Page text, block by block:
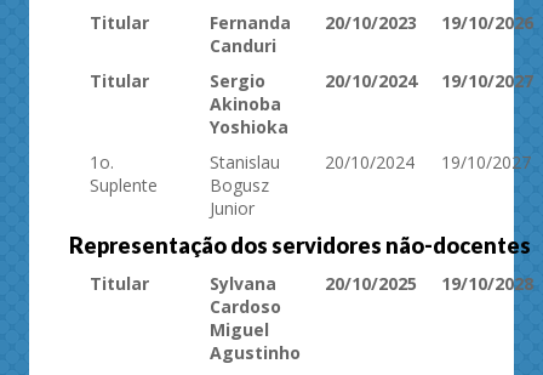
Titular
Fernanda
Canduri
20/10/2023 19/10/2026
Titular
Sergio
Akinoba
Yoshioka
20/10/2024 19/10/2027
1o.
Suplente
Stanislau
Bogusz
Junior
20/10/2024 19/10/2027
Representação dos servidores não-docentes
Titular
Sylvana
Cardoso
Miguel
Agustinho
20/10/2025 19/10/2028